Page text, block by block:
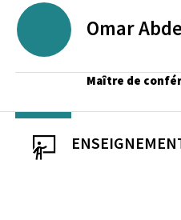
Omar
Maître de